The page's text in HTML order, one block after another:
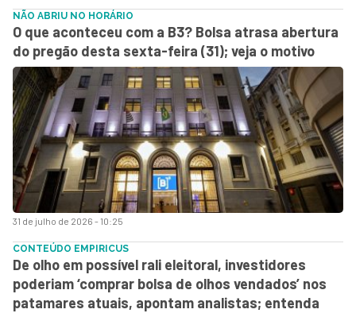
31 de julho de 2026 - 10:25
NÃO ABRIU NO HORÁRIO
O que aconteceu com a B3? Bolsa atrasa abertura
do pregão desta sexta-feira (31); veja o motivo
CONTEÚDO EMPIRICUS
De olho em possível rali eleitoral, investidores
poderiam ‘comprar bolsa de olhos vendados’ nos
patamares atuais, apontam analistas; entenda